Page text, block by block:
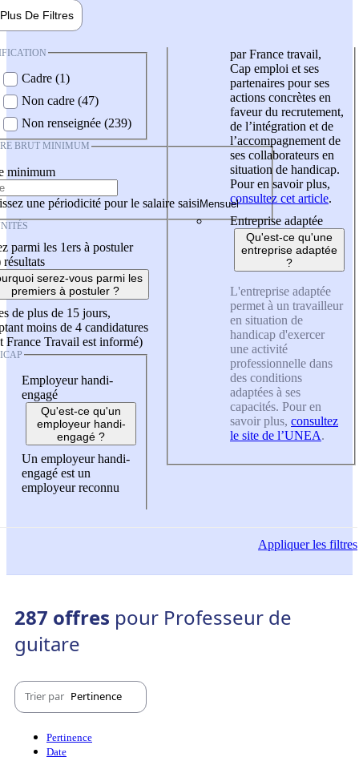
Plus De Filtres
Cadre (1)
Non cadre (47)
Non renseignée (239)
BRUT MINIMUM
minimum
une périodicité pour le salaire saisi
parmi les 1ers à postuler
résultats
serez-vous parmi les
premiers à postuler ?
de plus de 15 jours,
moins de 4 candidatures
France Travail est informé)
Employeur handi-
engagé
Qu'est-ce qu'un
employeur handi-
engagé ?
Un employeur handi-
engagé est un
employeur reconnu
par France travail,
Cap emploi et ses
partenaires pour ses
actions concrètes en
faveur du recrutement,
de l’intégration et de
l’accompagnement de
ses collaborateurs en
situation de handicap.
Pour en savoir plus,
consultez cet article.
Entreprise adaptée
Qu'est-ce qu'une
entreprise adaptée
?
L'entreprise adaptée
permet à un travailleur
en situation de
handicap d'exercer
une activité
professionnelle dans
des conditions
adaptées à ses
capacités. Pour en
savoir plus, consultez
le site de l’UNEA.
Appliquerles filtres
287 offres pour Professeur de
guitare
Trier par Pertinence
Pertinence
Date